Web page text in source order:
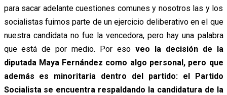
para sacar adelante cuestiones comunes y nosotros las y los
socialistas fuimos parte de un ejercicio deliberativo en el que
nuestra candidata no fue la vencedora, pero hay una palabra
que está de por medio. Por eso veo la decisión de la
diputada Maya Fernández como algo personal, pero que
además es minoritaria dentro del partido: el Partido
Socialista se encuentra respaldando la candidatura de la